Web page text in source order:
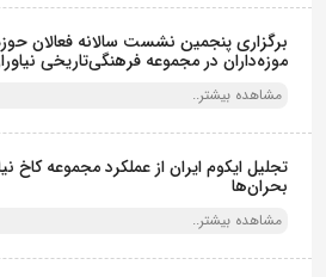
برگزاری پنجمین نشست سالانه فعالان
موزه‌داران در مجموعه فرهنگی‌تاریخی
مشاهده بیشتر..
تجلیل ایکوم ایران از عملکرد مجموعه کاخ
بحران‌ها
مشاهده بیشتر..